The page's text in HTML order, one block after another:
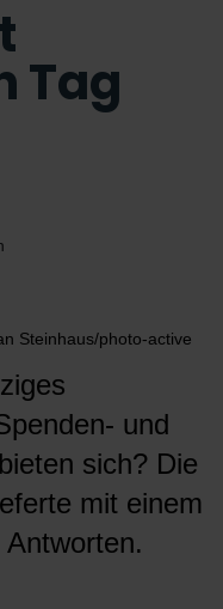
Tag
Steinhaus/photo-active
und
sich? Die
mit einem